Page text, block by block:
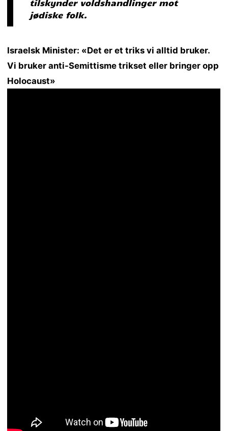
tilskynder voldshandlinger mot
jødiske folk.
Israelsk Minister: «Det er et triks vi alltid bruker.
Vi bruker anti-Semittisme trikset eller bringer opp
Holocaust»